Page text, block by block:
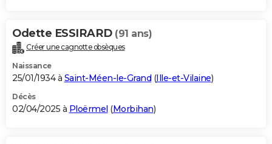
Odette ESSIRARD (91 ans)
Créer une cagnotte obsèques
Naissance
25/01/1934 à Saint-Méen-le-Grand (Ille-et-Vilaine)
Décès
02/04/2025 à Ploërmel (Morbihan)